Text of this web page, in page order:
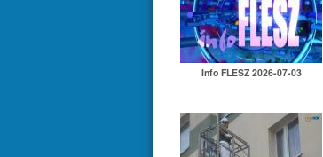
Info FLESZ 2026-07-03